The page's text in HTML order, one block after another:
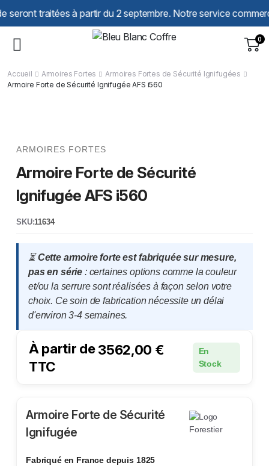
à partir du 2 septembre. Notre service commercial
0
Accueil Armoires Fortes
Armoires Fortes de Sécurité Ignifugées
Armoire Forte de Sécurité Ignifugée AFS i560
ARMOIRES FORTES
Armoire Forte de Sécurité
Ignifugée AFS i560
SKU:11634
⏳Cette armoire forte est fabriquée sur mesure,
pas en série : certaines options comme la couleur
et/ou la serrure sont réalisées à façon selon votre
choix. Ce soin de fabrication nécessite un délai
d'environ 3-4 semaines.
À partir de3562,00 €
TTC
En
Stock
Armoire Forte de Sécurité
Ignifugée
Fabriqué en France depuis 1825
Panneau de gestion des cookies